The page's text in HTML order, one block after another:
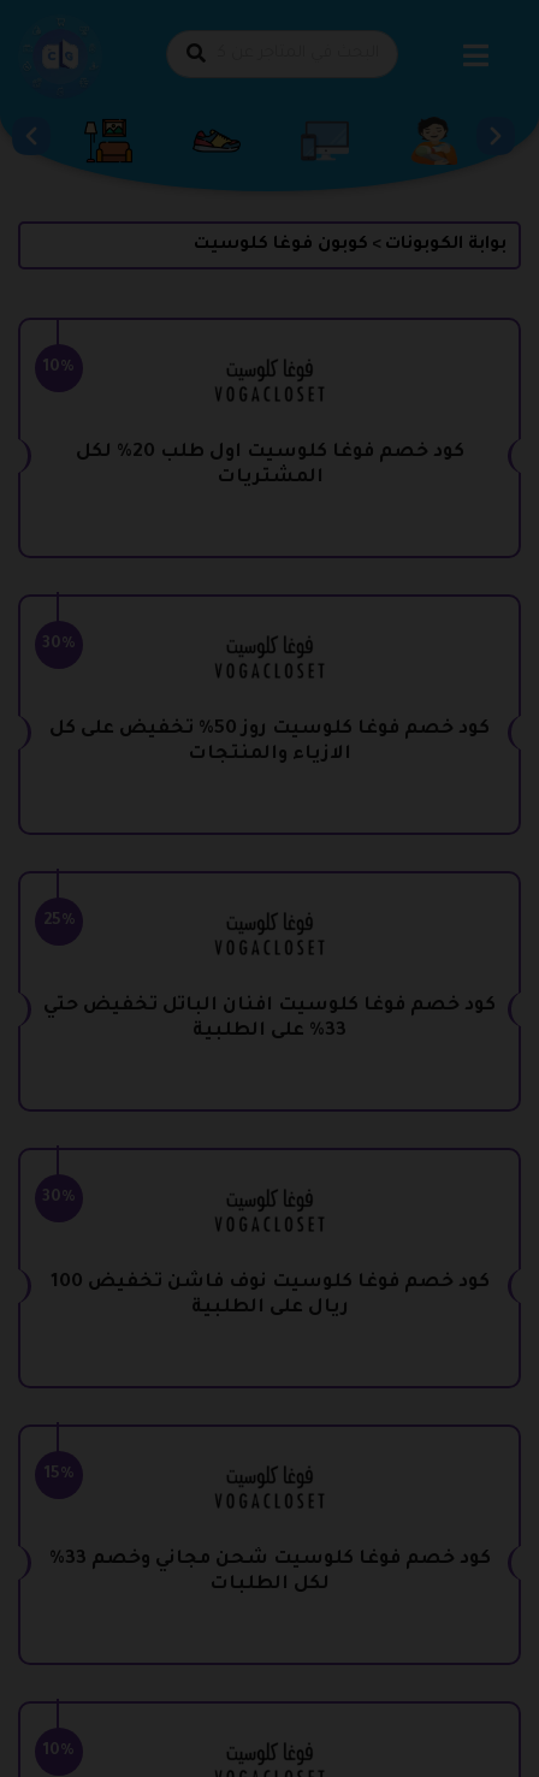
بوابة الكوبونات > كوبون فوغا كلوسيت
10%
كود خصم فوغا كلوسيت اول طلب 20% لكل
المشتريات
30%
كود خصم فوغا كلوسيت روز 50% تخفيض على كل
الازياء والمنتجات
25%
كود خصم فوغا كلوسيت افنان الباتل تخفيض حتي
33% على الطلبية
30%
كود خصم فوغا كلوسيت نوف فاشن تخفيض 100
ريال على الطلبية
15%
كود خصم فوغا كلوسيت شحن مجاني وخصم 33%
لكل الطلبات
10%